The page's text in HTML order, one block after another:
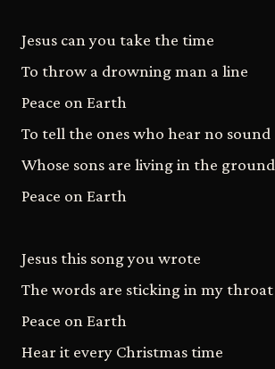
Jesus can you take the time
To throw a drowning man a line
Peace on Earth
To tell the ones who hear no sound
Whose sons are living in the ground
Peace on Earth
Jesus this song you wrote
The words are sticking in my throat
Peace on Earth
Hear it every Christmas time